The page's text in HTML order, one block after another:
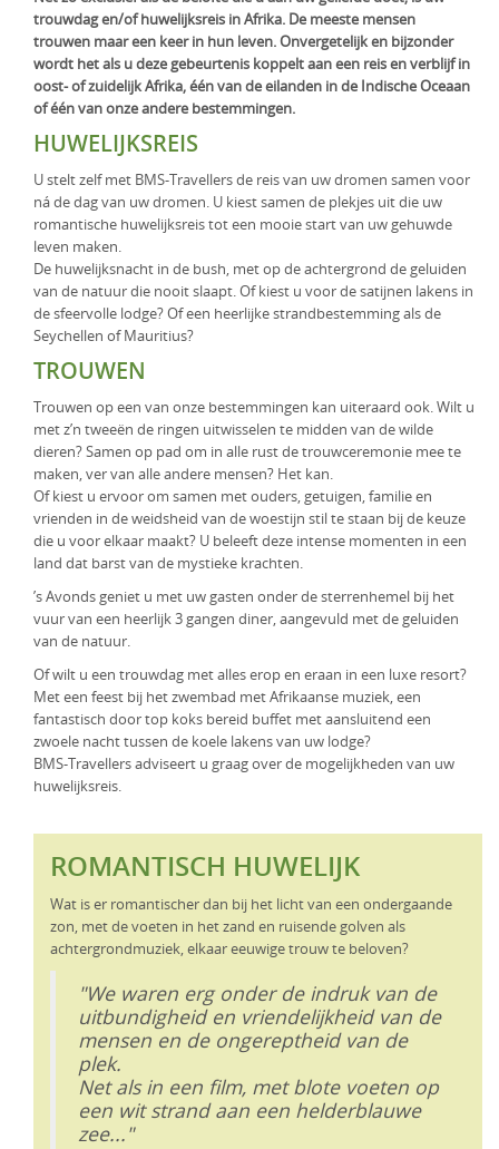
Groepsreis
Uganda
Zambia
Zimbabwe
Zuid-Afrika
KLM Preferred Partner
trouwdag en/of huwelijksreis in Afrika. De meeste mensen
trouwen maar een keer in hun leven. Onvergetelijk en bijzonder
wordt het als u deze gebeurtenis koppelt aan een reis en verblijf in
oost- of zuidelijk Afrika, één van de eilanden in de Indische Oceaan
of één van onze andere bestemmingen.
HUWELIJKSREIS
U stelt zelf met BMS-Travellers de reis van uw dromen samen voor
ná de dag van uw dromen. U kiest samen de plekjes uit die uw
romantische huwelijksreis tot een mooie start van uw gehuwde
leven maken.
De huwelijksnacht in de bush, met op de achtergrond de geluiden
van de natuur die nooit slaapt. Of kiest u voor de satijnen lakens in
de sfeervolle lodge? Of een heerlijke strandbestemming als de
Seychellen of Mauritius?
TROUWEN
Trouwen op een van onze bestemmingen kan uiteraard ook. Wilt u
met z’n tweeën de ringen uitwisselen te midden van de wilde
dieren? Samen op pad om in alle rust de trouwceremonie mee te
maken, ver van alle andere mensen? Het kan.
Of kiest u ervoor om samen met ouders, getuigen, familie en
vrienden in de weidsheid van de woestijn stil te staan bij de keuze
die u voor elkaar maakt? U beleeft deze intense momenten in een
land dat barst van de mystieke krachten.
’s Avonds geniet u met uw gasten onder de sterrenhemel bij het
vuur van een heerlijk 3 gangen diner, aangevuld met de geluiden
van de natuur.
Of wilt u een trouwdag met alles erop en eraan in een luxe resort?
Met een feest bij het zwembad met Afrikaanse muziek, een
fantastisch door top koks bereid buffet met aansluitend een
zwoele nacht tussen de koele lakens van uw lodge?
BMS-Travellers adviseert u graag over de mogelijkheden van uw
huwelijksreis.
ROMANTISCH HUWELIJK
Wat is er romantischer dan bij het licht van een ondergaande
zon, met de voeten in het zand en ruisende golven als
achtergrondmuziek, elkaar eeuwige trouw te beloven?
"We waren erg onder de indruk van de
uitbundigheid en vriendelijkheid van de
mensen en de ongereptheid van de
plek.
Net als in een film, met blote voeten op
een wit strand aan een helderblauwe
zee..."